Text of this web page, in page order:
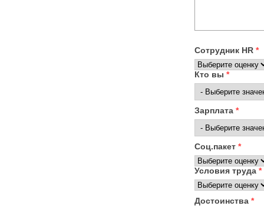
Сотрудник HR *
Кто вы *
Зарплата *
Соц.пакет *
Условия труда *
Достоинства *